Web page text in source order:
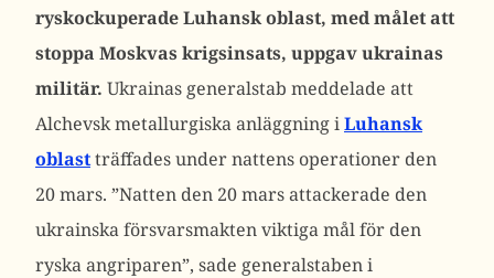
ryskockuperade Luhansk oblast, med målet att
stoppa Moskvas krigsinsats, uppgav ukrainas
militär. Ukrainas generalstab meddelade att
Alchevsk metallurgiska anläggning iLuhansk
oblastträffades under nattens operationer den
20 mars. ”Natten den 20 mars attackerade den
ukrainska försvarsmakten viktiga mål för den
ryska angriparen”, sade generalstaben i